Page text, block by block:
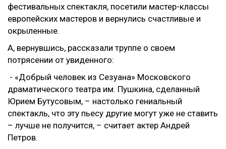
фестивальных спектакля, посетили мастер-классы
европейских мастеров и вернулись счастливые и
окрыленные.
А, вернувшись, рассказали труппе о своем
потрясении от увиденного:
- «Добрый человек из Сезуана» Московского
драматического театра им. Пушкина, сделанный
Юрием Бутусовым, – настолько гениальный
спектакль, что эту пьесу другие могут уже не ставить
– лучше не получится, – считает актер Андрей
Петров.